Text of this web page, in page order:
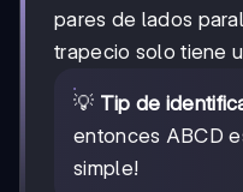
pares de lados
trapecio solo tiene
💡 Tip de
entonces ABCD
simple!